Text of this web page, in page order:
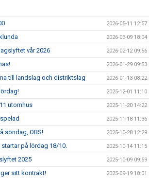
2026-05-11 12:57
2026-03-09 18:04
vår 2026 2026-02-12 09:56
2026-01-29 09:53
till landslag och distriktslag 2026-01-13 08:22
2025-12-01 11:10
utomhus 2025-11-20 14:22
2025-11-18 11:36
söndag, OBS! 2025-10-28 12:29
på lördag 18/10. 2025-10-14 11:15
2025 2025-10-09 09:59
sitt kontrakt! 2025-09-19 18:01